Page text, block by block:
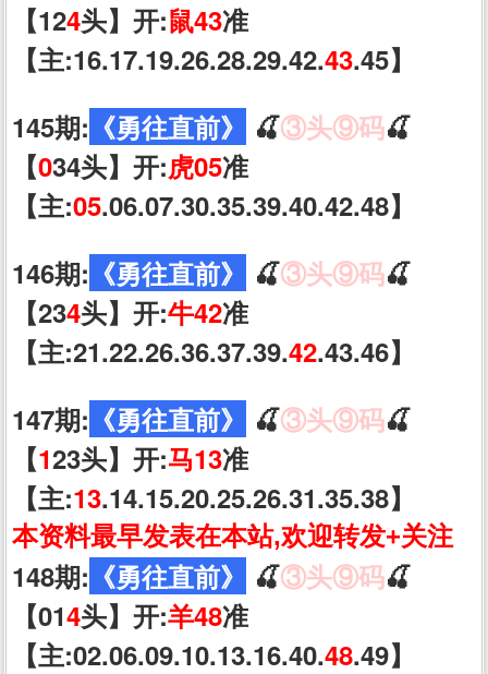
【124头】开:鼠43准
【主:16.17.19.26.28.29.42.43.45】
145期: 《勇往直前》 🍒③头⑨码🍒
【034头】开:虎05准
【主:05.06.07.30.35.39.40.42.48】
146期: 《勇往直前》 🍒③头⑨码🍒
【234头】开:牛42准
【主:21.22.26.36.37.39.42.43.46】
147期: 《勇往直前》 🍒③头⑨码🍒
【123头】开:马13准
【主:13.14.15.20.25.26.31.35.38】
本资料最早发表在本站,欢迎转发+关注
148期: 《勇往直前》 🍒③头⑨码🍒
【014头】开:羊48准
【主:02.06.09.10.13.16.40.48.49】